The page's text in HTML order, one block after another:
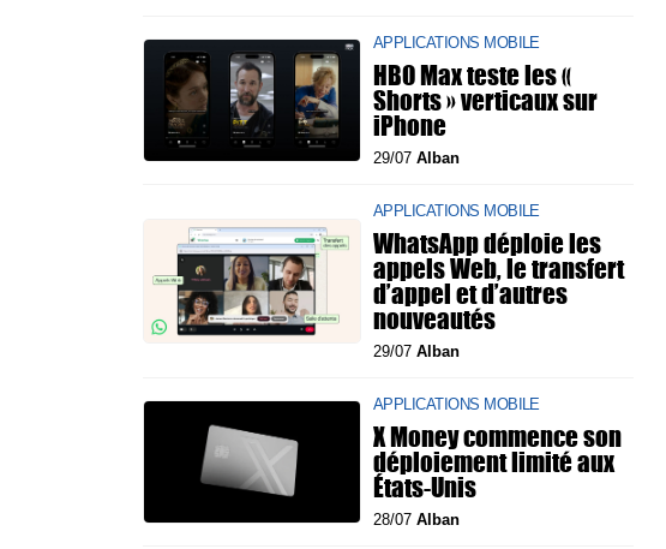
APPLICATIONS MOBILE
HBO Max teste les «
Shorts » verticaux sur
iPhone
29/07 Alban
APPLICATIONS MOBILE
WhatsApp déploie les
appels Web, le transfert
d’appel et d’autres
nouveautés
29/07 Alban
APPLICATIONS MOBILE
X Money commence son
déploiement limité aux
États-Unis
28/07 Alban